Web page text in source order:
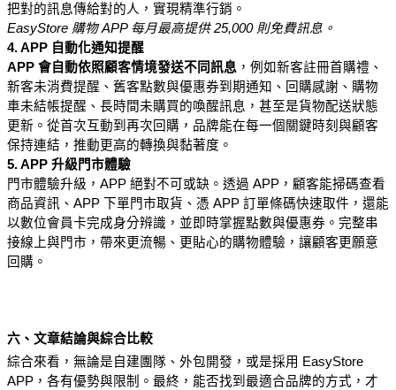
把對的訊息傳給對的人，實現精準行銷。
EasyStore 購物 APP 每月最高提供 25,000 則免費訊息。
4. APP 自動化通知提醒
APP 會自動依照顧客情境發送不同訊息 ，例如新客註冊首購禮、
新客未消費提醒、舊客點數與優惠券到期通知、回購感謝、購物
車未結帳提醒、長時間未購買的喚醒訊息，甚至是貨物配送狀態
更新。從首次互動到再次回購，品牌能在每一個關鍵時刻與顧客
保持連結，推動更高的轉換與黏著度。
5. APP 升級門市體驗
門市體驗升級，APP 絕對不可或缺。透過 APP，顧客能掃碼查看
商品資訊、APP 下單門市取貨、憑 APP 訂單條碼快速取件，還能
以數位會員卡完成身分辨識，並即時掌握點數與優惠券。完整串
接線上與門市，帶來更流暢、更貼心的購物體驗，讓顧客更願意
回購。
六、文章結論與綜合比較
綜合來看，無論是自建團隊、外包開發，或是採用 EasyStore
APP，各有優勢與限制。最終，能否找到最適合品牌的方式，才